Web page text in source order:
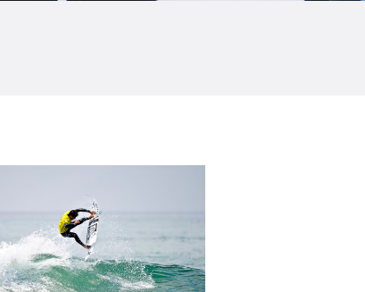
TIENDA FAMILY
SURFERS